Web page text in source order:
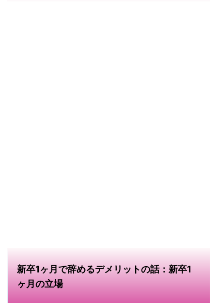
新卒1ヶ月で辞めるデメリットの話：新卒1
ヶ月の立場